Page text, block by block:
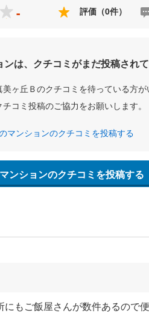
- 評価（0件）
は、クチコミがまだ投稿されて
ヶ丘Ｂのクチコミを待っている方が
コミ投稿のご協力をお願いします。
マンションのクチコミを投稿する
ンションのクチコミを投稿する
もご飯屋さんが数件あるので